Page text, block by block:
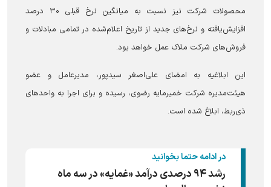
محصولات شرکت نیز نسبت به میانگین نرخ قبلی ۳۰ درصد
افزایش‌یافته و نرخ‌های جدید از تاریخ اعلام‌شده در تمامی مبادلات و
فروش‌های شرکت ملاک عمل خواهد بود.
این ابلاغیه به امضای علی‌اصغر سیدپور، مدیرعامل و عضو
هیئت‌مدیره شرکت خمیرمایه رضوی، رسیده و برای اجرا به واحد‌های
ذی‌ربط، ابلاغ شده است.
در ادامه حتما بخوانید
رشد ۹۴ درصدی درآمد «غمایه» در سه ماه